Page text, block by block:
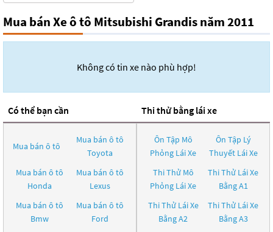
Mua bán Xe ô tô Mitsubishi Grandis năm 2011
Không có tin xe nào phù hợp!
Có thể bạn cần
Mua bán ô tô
Mua bán ô tô
Toyota
Mua bán ô tô
Honda
Mua bán ô tô
Lexus
Mua bán ô tô
Bmw
Mua bán ô tô
Ford
Thi thử bằng lái xe
Ôn Tập Mô
Phỏng Lái Xe
Ôn Tập Lý
Thuyết Lái Xe
Thi Thử Mô
Phỏng Lái Xe
Thi Thử Lái Xe
Bằng A1
Thi Thử Lái Xe
Bằng A2
Thi Thử Lái Xe
Bằng A3